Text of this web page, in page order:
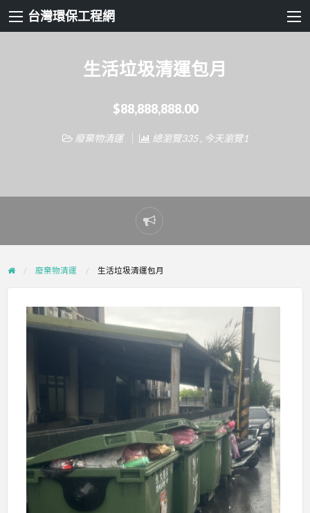
台灣環保工程網
生活垃圾清運包月
$88,888,888.00
廢棄物清運 總瀏覽335 , 今天瀏覽1
Report
problem
廢棄物清運 生活垃圾清運包月